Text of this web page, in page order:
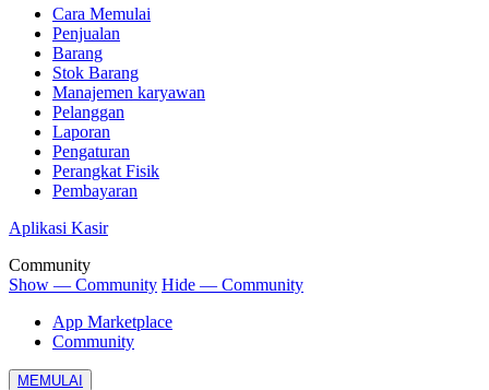
Cara Memulai
Penjualan
Barang
Stok Barang
Manajemen karyawan
Pelanggan
Laporan
Pengaturan
Perangkat Fisik
Pembayaran
Aplikasi Kasir
Community
Show — Community Hide — Community
App Marketplace
Community
MEMULAI